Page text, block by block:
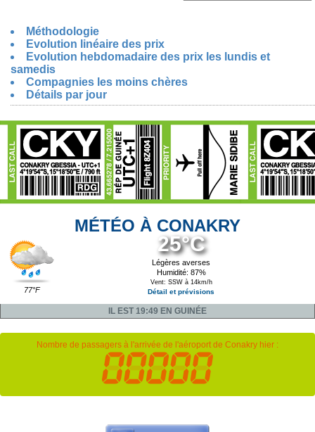
Méthodologie
Evolution linéaire des prix
Evolution hebdomadaire des prix les lundis et
samedis
Compagnies les moins chères
Détails par jour
MÉTÉO À CONAKRY
77°F
25°C
Légères averses
Humidité: 87%
Vent: SSW à 14km/h
Détail et prévisions
IL EST 19:49 EN GUINÉE
Nombre de passagers à l'arrivée de l'aéroport de Conakry hier :